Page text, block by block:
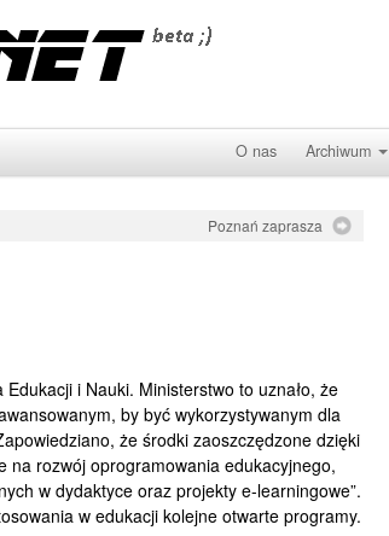
O nas Archiwum
Poznań zaprasza
i Nauki. Ministerstwo to uznało, że
by być wykorzystywanym dla
że środki zaoszczędzone dzięki
na rozwój oprogramowania edukacyjnego,
w dydaktyce oraz projekty e-learningowe”.
w edukacji kolejne otwarte programy.